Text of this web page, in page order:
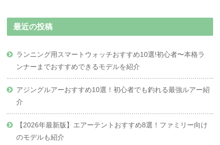
最近の投稿
ランニング用スマートウォッチおすすめ10選!初心者〜本格ラ
ンナーまでおすすめできるモデルを紹介
アジングルアーおすすめ10選！初心者でも釣れる最強ルアー紹
介
【2026年最新版】エアーテントおすすめ8選！ファミリー向け
のモデルも紹介